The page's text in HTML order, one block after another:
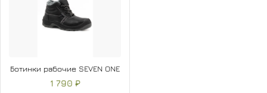
Ботинки рабочие SEVEN ONE
1 790 ₽